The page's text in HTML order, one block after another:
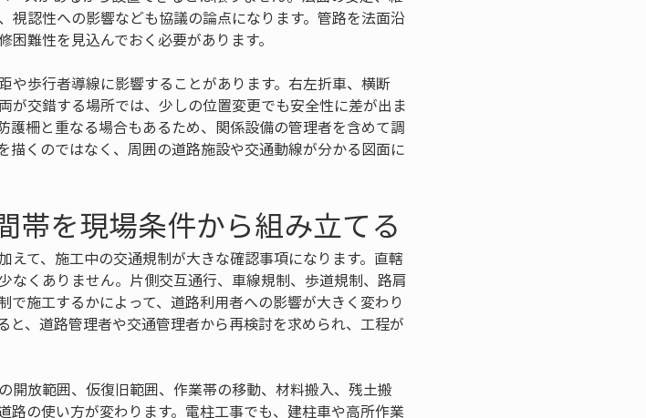
視認性への影響なども協議の論点になります。管路を法面沿
難性を見込んでおく必要があります。
や歩行者導線に影響することがあります。右左折車、横断
が交錯する場所では、少しの位置変更でも安全性に差が出ま
護柵と重なる場合もあるため、関係設備の管理者を含めて調
描くのではなく、周囲の道路施設や交通動線が分かる図面に
帯を現場条件から組み立てる
て、施工中の交通規制が大きな確認事項になります。直轄
なくありません。片側交互通行、車線規制、歩道規制、路肩
施工するかによって、道路利用者への影響が大きく変わり
と、道路管理者や交通管理者から再検討を求められ、工程が
開放範囲、仮復旧範囲、作業帯の移動、材料搬入、残土搬
の使い方が変わります。電柱工事でも、建柱車や高所作業